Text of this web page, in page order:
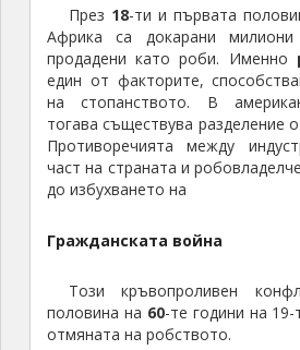
През 18-ти и първата
Африка са докарани
продадени като роби. Именно
един от факторите,
на стопанството. В
тогава съществува разделение
Противоречията между
част на страната и
до избухването на
Гражданската война
Този кръвопроливен
половина на 60-те години на
отмяната на робството.